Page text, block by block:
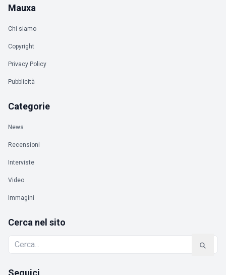
Mauxa
Chi siamo
Copyright
Privacy Policy
Pubblicità
Categorie
News
Recensioni
Interviste
Video
Immagini
Cerca nel sito
Seguici